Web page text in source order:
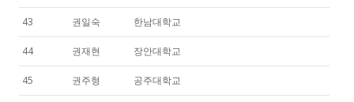
43 권일숙 한남대학교
44 권재현 장안대학교
45 권주형 공주대학교